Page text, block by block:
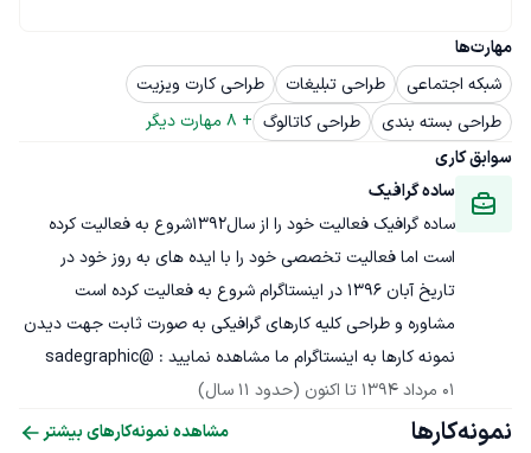
مهارت‌ها
شبکه اجتماعی
طراحی تبلیغات
طراحی کارت ویزیت
طراحی بسته بندی
طراحی کاتالوگ +
8 مهارت دیگر
سوابق کاری
ساده گرافیک
ساده گرافیک فعالیت خود را از سال1392شروع به فعالیت کرده
است اما فعالیت تخصصی خود را با ایده های به روز خود در
مشاوره و طراحی کلیه کارهای گرافیکی به صورت ثابت جهت دیدن
نمونه کارها به اینستاگرام ما مشاهده نمایید : @sadegraphic
01 مرداد 1394
تا اکنون (حدود 11 سال)
نمونه‌کارها مشاهده نمونه‌کارهای بیشتر